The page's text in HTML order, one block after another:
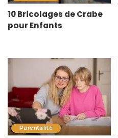
10 Bricolages de Crabe
pour Enfants
Parentalité